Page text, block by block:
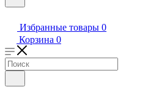
Избранные товары 0
Корзина 0